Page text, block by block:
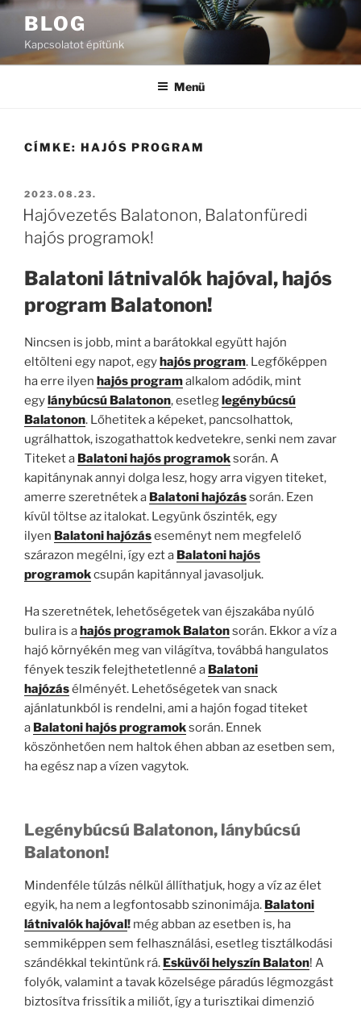
Tartalomhoz
BLOG
Kapcsolatot építünk
Menü
CÍMKE: HAJÓS PROGRAM
BEKÜLDVE:
2023.08.23.
Hajóvezetés Balatonon, Balatonfüredi
hajós programok!
Balatoni látnivalók hajóval, hajós
program Balatonon!
Nincsen is jobb, mint a barátokkal együtt hajón
eltölteni egy napot, egyhajós program. Legfőképpen
ha erre ilyen hajós programalkalom adódik, mint
egylánybúcsú Balatonon, esetleglegénybúcsú
Balatonon. Lőhetitek a képeket, pancsolhattok,
ugrálhattok, iszogathattok kedvetekre, senki nem zavar
Titeket a Balatoni hajós programoksorán. A
kapitánynak annyi dolga lesz, hogy arra vigyen titeket,
amerre szeretnétek a Balatoni hajózássorán. Ezen
kívül töltse az italokat. Legyünk őszinték, egy
ilyen Balatoni hajózáseseményt nem megfelelő
szárazon megélni, így ezt a Balatoni hajós
programokcsupán kapitánnyal javasoljuk.
Ha szeretnétek, lehetőségetek van éjszakába nyúló
bulira is ahajós programok Balatonsorán. Ekkor a víz a
hajó környékén meg van világítva, továbbá hangulatos
fények teszik felejthetetlenné a Balatoni
hajózásélményét. Lehetőségetek van snack
ajánlatunkból is rendelni, ami a hajón fogad titeket
a Balatoni hajós programoksorán. Ennek
köszönhetően nem haltok éhen abban az esetben sem,
ha egész nap a vízen vagytok.
Legénybúcsú Balatonon, lánybúcsú
Balatonon!
Mindenféle túlzás nélkül állíthatjuk, hogy a víz az élet
egyik, ha nem a legfontosabb szinonimája. Balatoni
látnivalók hajóval! még abban az esetben is, ha
semmiképpen sem felhasználási, esetleg tisztálkodási
szándékkal tekintünk rá. Esküvői helyszín Balaton! A
folyók, valamint a tavak közelsége páradús légmozgást
biztosítva frissítik a miliőt, így a turisztikai dimenzió